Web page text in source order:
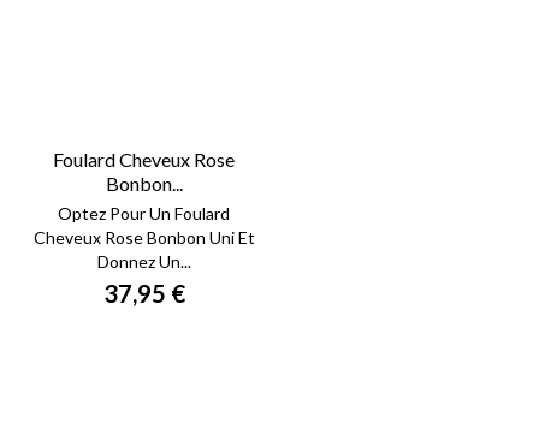
Foulard Cheveux Rose
Bonbon...
Optez Pour Un Foulard
Cheveux Rose Bonbon Uni Et
Donnez Un...
37,95 €